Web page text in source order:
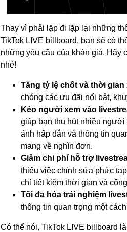
Thay vì phải lặp đi lặp lại những
TikTok LIVE billboard, bạn sẽ có
những yêu cầu của khán giả. Hãy
nhé!
Tăng tỷ lệ chốt và thời gian
chóng các ưu đãi nổi bật,
Kéo người xem vào
giúp bạn thu hút nhiều
ảnh hấp dẫn và thông tin
mang về nghìn đơn.
Giảm chi phí hỗ trợ
thiểu việc chỉnh sửa phức
chỉ tiết kiệm thời gian và
Tối đa hóa trải nghiệm
thông tin quan trọng một
Có thể nói, TikTok LIVE billboard